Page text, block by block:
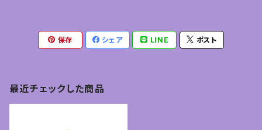
保存 シェア LINE ポスト
最近チェックした商品